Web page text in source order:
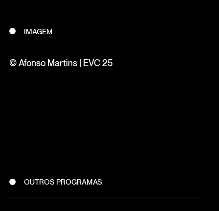
IMAGEM
© Afonso Martins | EVC 25
OUTROS PROGRAMAS